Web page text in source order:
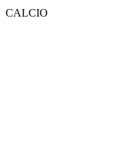
CALCIO